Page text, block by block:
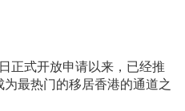
正式开放申请以来，已经推
最热门的移居香港的通道之